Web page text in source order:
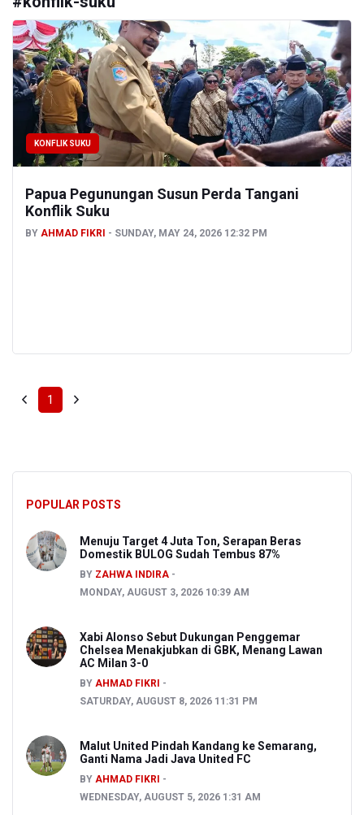
KONFLIK SUKU
Papua Pegunungan Susun Perda Tangani
Konflik Suku
BY AHMAD FIKRI SUNDAY, MAY 24, 2026 12:32 PM
1
POPULAR POSTS
Menuju Target 4 Juta Ton, Serapan Beras
Domestik BULOG Sudah Tembus 87%
BY ZAHWA INDIRA
MONDAY, AUGUST 3, 2026 10:39 AM
Xabi Alonso Sebut Dukungan Penggemar
Chelsea Menakjubkan di GBK, Menang Lawan
AC Milan 3-0
BY AHMAD FIKRI
SATURDAY, AUGUST 8, 2026 11:31 PM
Malut United Pindah Kandang ke Semarang,
Ganti Nama Jadi Java United FC
BY AHMAD FIKRI
WEDNESDAY, AUGUST 5, 2026 1:31 AM